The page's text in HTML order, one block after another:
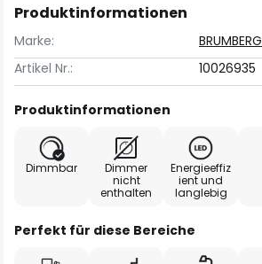
Produktinformationen
Marke:
BRUMBERG
Artikel Nr.:
10026935
Produktinformationen
Dimmbar
Dimmer
nicht
enthalten
Energieeffiz
ient und
langlebig
Perfekt für diese Bereiche